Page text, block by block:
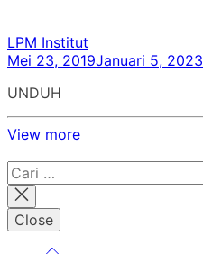
LPM Institut
Mei 23, 2019Januari 5, 2023
UNDUH
View more
Cari
untuk:
Close